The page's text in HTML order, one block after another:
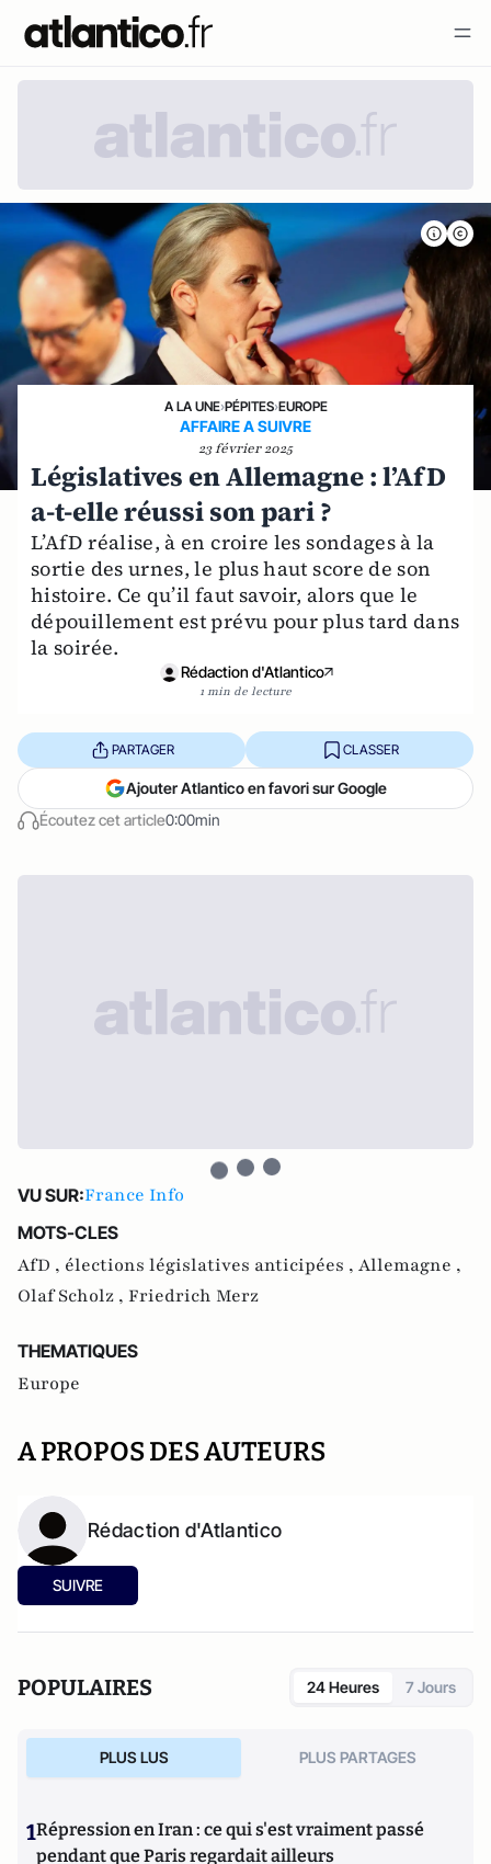
A LA UNE›PÉPITES›EUROPE
AFFAIRE A SUIVRE
23 février 2025
Législatives en Allemagne : l’AfD
a-t-elle réussi son pari ?
L’AfD réalise, à en croire les sondages à la
sortie des urnes, le plus haut score de son
histoire. Ce qu’il faut savoir, alors que le
dépouillement est prévu pour plus tard dans
la soirée.
Rédaction d'Atlantico
1 min de lecture
Écoutez cet article0:00min
PARTAGER CLASSER
Ajouter Atlantico en favori sur Google
VU SUR:France Info
MOTS-CLES
AfD , élections législatives anticipées , Allemagne ,
Olaf Scholz , Friedrich Merz
THEMATIQUES
Europe
A PROPOS DES AUTEURS
Rédaction d'Atlantico
SUIVRE
POPULAIRES 24 Heures 7 Jours
PLUS LUS PLUS PARTAGES
1Répression en Iran : ce qui s'est vraiment passé
pendant que Paris regardait ailleurs